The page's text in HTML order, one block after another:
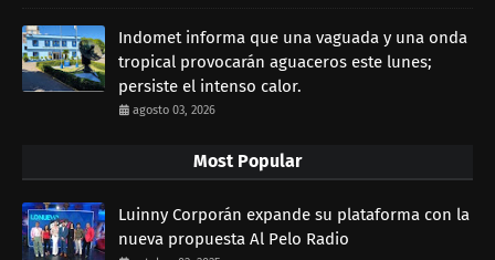
Indomet informa que una vaguada y una onda
tropical provocarán aguaceros este lunes;
persiste el intenso calor.
agosto 03, 2026
Most Popular
Luinny Corporán expande su plataforma con la
nueva propuesta Al Pelo Radio